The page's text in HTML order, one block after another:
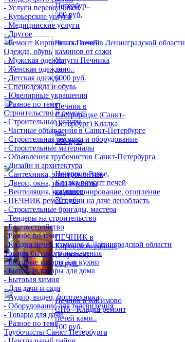
Петербур..
500 руб.
Чистка печей
каминов от сажи
Услуги Печника
лено..
6000 руб.
Печник в
Сестрорецке (Санкт-
Петербург) Кладка
ре..
100 руб.
Печник в Рахье,
Кладка ремонт печей
каминов
70 руб.
ПЕЧНИК в
Кировском районе
(Кировск)
70 руб.
Печник в Касимово
СПб - Кладка ремонт
печей ками..
100 руб.
- Услуги переводчиков
- Курьерские услуги
- Медицинские услуги
- Другое
- Ремонт Кирпичных Печей в Ленинградской области
Одежда, обувь
- Мужская одежда
- Женская одежда
- Детская одежда
- Спецодежда и обувь
- Ювелирные украшения
- Разное по теме
Строительство и ремонт
- Строительные услуги
- Частные объявления в Санкт-Петербурге
- Строительная техника и оборудование
- Строительные материалы
- Объявления трубочистов Санкт-Петербурга
- Дизайн и архитектура
- Сантехника, электромонтаж
- Двери, окна, инструменты
- Вентиляция, кондиционирование, отопление
- ПЕЧНИК ремонт печи на даче ленобласть
- Строительные бригады, мастера
- Тендеры на строительство
- Благоустройство
- Разное по теме
- Кладка печей каминов в Ленинградской области
Товары бытового назначения
- Бытовые товары для кухни
- Бытовые товары для дома
- Бытовая химия
- Для дачи и сада
- Аудио, видео, фототехника
- Оборудование для телевидения
- Товары для дачи
- Разное по теме
Трубочисты Санкт-Петербурга